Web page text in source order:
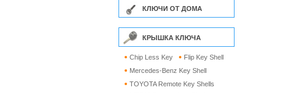
КЛЮЧИ ОТ ДОМА
КРЫШКА КЛЮЧА
Chip Less Key
Flip Key Shell
Mercedes-Benz Key Shell
TOYOTA Remote Key Shells